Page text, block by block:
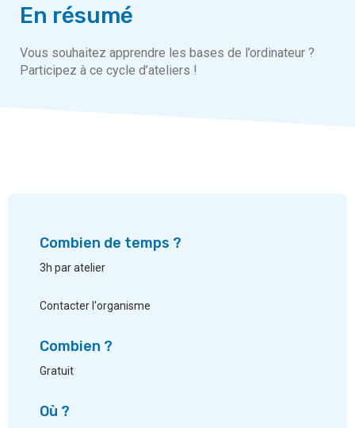
En résumé
Vous souhaitez apprendre les bases de l’ordinateur ?
Participez à ce cycle d’ateliers !
Combien de temps ?
3h par atelier
Contacter l'organisme
Combien ?
Gratuit
Où ?